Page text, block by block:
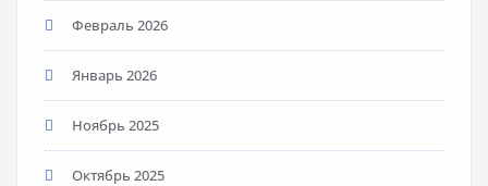
Февраль 2026
Январь 2026
Ноябрь 2025
Октябрь 2025